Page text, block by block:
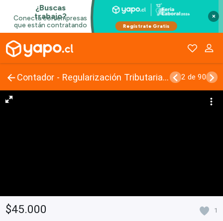
×
Contador - Regularización Tributaria SII-TGR- DT 2 de 90
$45.000 1